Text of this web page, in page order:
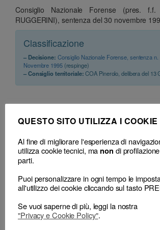
Consiglio Nazionale Forense (pres. f.f.
RUGGERINI), sentenza del 30 novembre
Classificazione
– Decisione: Consiglio Nazionale Forense, sentenza n.
Novembre 1995(respinge)
– Consiglio territoriale:COA Pinerolo, delibera del 13
← Avvocato e procuratore –
Procedimento disciplinare –
Impugnazione – Ricorso
presentato direttamente al
Consiglio nazionale forense –
Inammissibilità.
Tenuta albi –
speciale –
pubblico
– Diritti quesiti
QUESTO SITO UTILIZZA I COOKIE
Al fine di migliorare l'esperienza di
utilizza cookie tecnici, ma non di profilazione
parti.
Puoi personalizzare in ogni tempo le
all'utilizzo dei cookie cliccando sul tasto
Se vuoi saperne di più, leggi la nostra
"Privacy e Cookie Policy".